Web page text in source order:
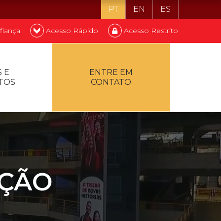
PT EN ES
Acesso Rápido Acesso Restrito
E
ENTRE EM
CONTATO